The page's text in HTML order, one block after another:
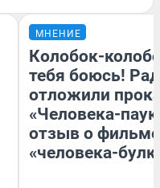
МНЕНИЕ
Колобок-
тебя боюсь!
отложили
«Человека-
отзыв о
«человека-